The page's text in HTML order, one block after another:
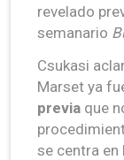
revelado
semanario
Csukasi
Marset ya
previa que
se centra